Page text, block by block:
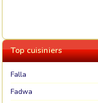
Top cuisiniers
Falla
Fadwa